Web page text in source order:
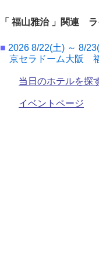
「 福山雅治 」関連
■ 2026 8/22(土) ～ 8/
京セラドーム大阪
当日のホテルを探
イベントページ